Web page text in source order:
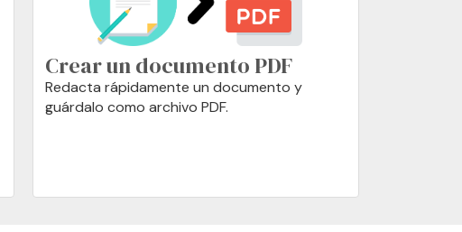
Crear un documento PDF
Redacta rápidamente un documento y
guárdalo como archivo PDF.